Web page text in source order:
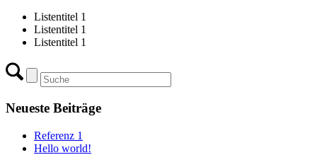
Listentitel 1
Listentitel 1
Listentitel 1
Neueste Beiträge
Referenz 1
Hello world!